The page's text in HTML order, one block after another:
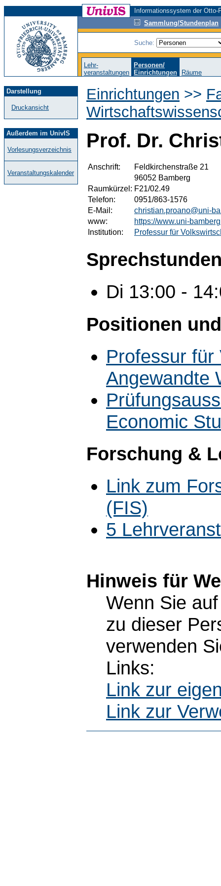
Informationssystem der
Sammlung/Stundenplan
Suche:
Lehr-
veranstaltungen
Personen/
Einrichtungen
Räume
Darstellung
Druckansicht
Außerdem im UnivIS
Vorlesungsverzeichnis
Veranstaltungskalender
Einrichtungen >>
Prof. Dr.
Anschrift:
Feldkirchenstraße 21
96052 Bamberg
Raumkürzel: F21/02.49
Telefon:
0951/863-1576
E-Mail:
christian.proano@uni-
www:
https://www.uni-
Institution:
Professur für
Di 13:00 -
Positionen
Professur für
Angewandte
Economic
Forschung &
Link zum
(FIS)
5
Hinweis für
Wenn Sie
zu dieser
verwenden
Links:
Link zur
Link zur